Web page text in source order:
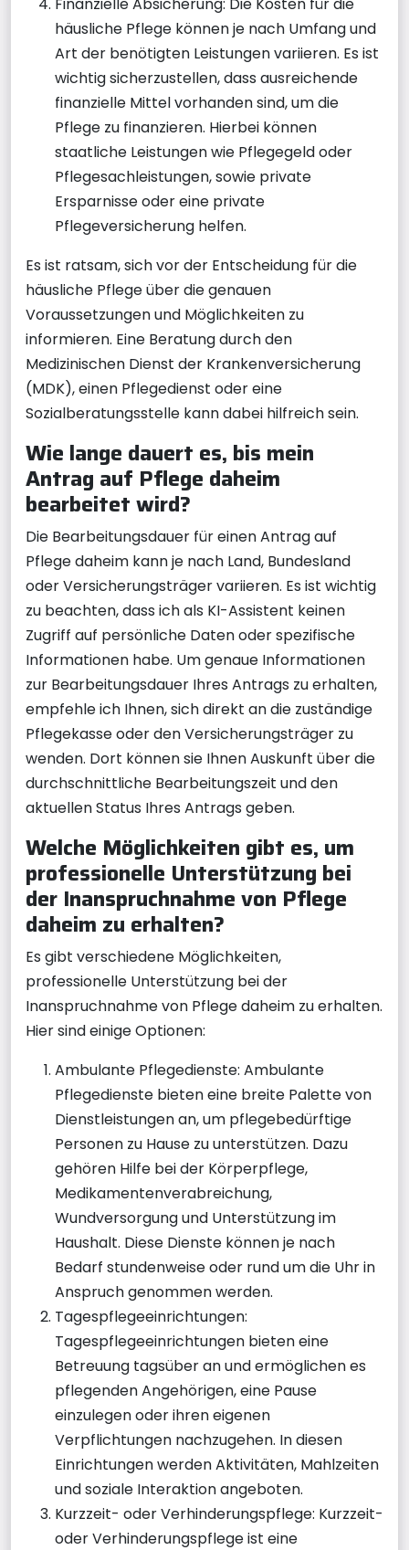
häusliche Pflege können je nach Umfang und
Art der benötigten Leistungen variieren. Es ist
wichtig sicherzustellen, dass ausreichende
finanzielle Mittel vorhanden sind, um die
Pflege zu finanzieren. Hierbei können
staatliche Leistungen wie Pflegegeld oder
Pflegesachleistungen, sowie private
Ersparnisse oder eine private
Pflegeversicherung helfen.
Es ist ratsam, sich vor der Entscheidung für die
häusliche Pflege über die genauen
Voraussetzungen und Möglichkeiten zu
informieren. Eine Beratung durch den
Medizinischen Dienst der Krankenversicherung
(MDK), einen Pflegedienst oder eine
Sozialberatungsstelle kann dabei hilfreich sein.
Wie lange dauert es, bis mein
Antrag auf Pflege daheim
bearbeitet wird?
Die Bearbeitungsdauer für einen Antrag auf
Pflege daheim kann je nach Land, Bundesland
oder Versicherungsträger variieren. Es ist wichtig
zu beachten, dass ich als KI-Assistent keinen
Zugriff auf persönliche Daten oder spezifische
Informationen habe. Um genaue Informationen
zur Bearbeitungsdauer Ihres Antrags zu erhalten,
empfehle ich Ihnen, sich direkt an die zuständige
Pflegekasse oder den Versicherungsträger zu
wenden. Dort können sie Ihnen Auskunft über die
durchschnittliche Bearbeitungszeit und den
aktuellen Status Ihres Antrags geben.
Welche Möglichkeiten gibt es, um
professionelle Unterstützung bei
der Inanspruchnahme von Pflege
daheim zu erhalten?
Es gibt verschiedene Möglichkeiten,
professionelle Unterstützung bei der
Inanspruchnahme von Pflege daheim zu erhalten.
Hier sind einige Optionen:
Ambulante Pflegedienste: Ambulante
Pflegedienste bieten eine breite Palette von
Dienstleistungen an, um pflegebedürftige
Personen zu Hause zu unterstützen. Dazu
gehören Hilfe bei der Körperpflege,
Medikamentenverabreichung,
Wundversorgung und Unterstützung im
Haushalt. Diese Dienste können je nach
Bedarf stundenweise oder rund um die Uhr in
Anspruch genommen werden.
Tagespflegeeinrichtungen:
Tagespflegeeinrichtungen bieten eine
Betreuung tagsüber an und ermöglichen es
pflegenden Angehörigen, eine Pause
einzulegen oder ihren eigenen
Verpflichtungen nachzugehen. In diesen
Einrichtungen werden Aktivitäten, Mahlzeiten
und soziale Interaktion angeboten.
Kurzzeit- oder Verhinderungspflege: Kurzzeit-
oder Verhinderungspflege ist eine